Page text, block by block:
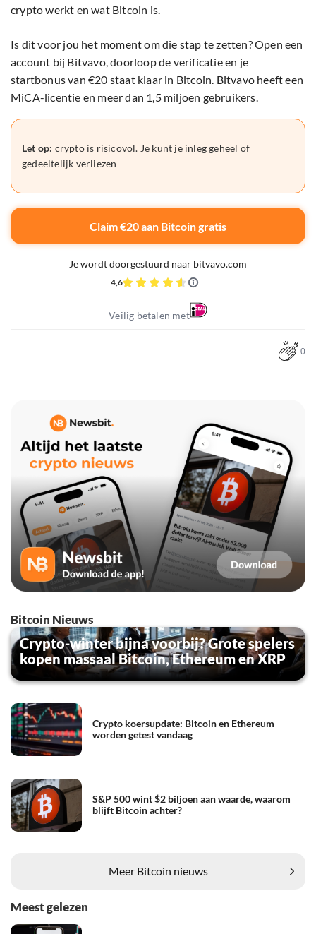
crypto werkt en wat Bitcoin is.
Is dit voor jou het moment om die stap te zetten? Open een
account bij Bitvavo, doorloop de verificatie en je
startbonus van €20 staat klaar in Bitcoin. Bitvavo heeft een
MiCA-licentie en meer dan 1,5 miljoen gebruikers.
Let op: crypto is risicovol. Je kunt je inleg geheel of
gedeeltelijk verliezen
Claim €20 aan Bitcoin gratis
Je wordt doorgestuurd naar bitvavo.com
4,6
Veilig betalen met
0
Bitcoin Nieuws
Crypto-winter bijna voorbij? Grote spelers
kopen massaal Bitcoin, Ethereum en XRP
Crypto koersupdate: Bitcoin en Ethereum
worden getest vandaag
S&P 500 wint $2 biljoen aan waarde, waarom
blijft Bitcoin achter?
Meer Bitcoin nieuws
Meest gelezen